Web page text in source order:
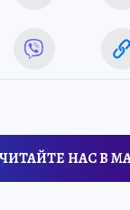
ЧИТАЙТЕ НАС В